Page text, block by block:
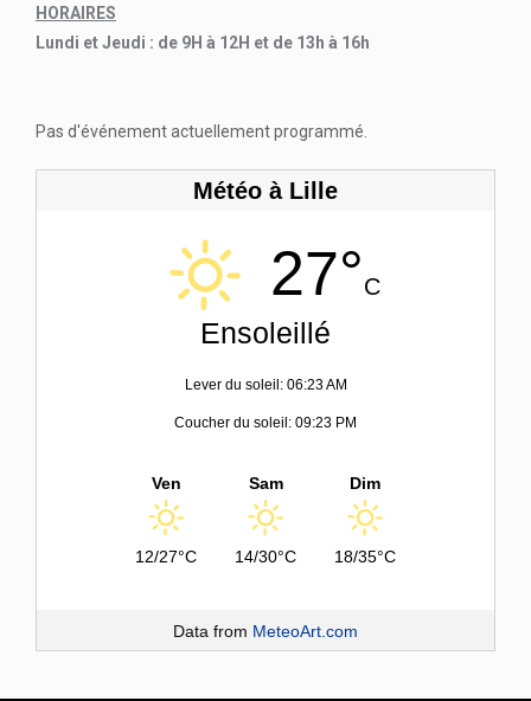
HORAIRES
Lundi et Jeudi : de 9H à 12H et de 13h à 16h
Pas d'événement actuellement programmé.
Météo à Lille
27°C
Ensoleillé
Lever du soleil: 06:23 AM
Coucher du soleil: 09:23 PM
Ven
12/27°C
Sam
14/30°C
Dim
18/35°C
Data from MeteoArt.com